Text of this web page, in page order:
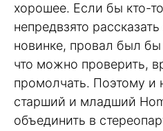
хорошее. Если бы кто-
непредвзято
новинке, провал был
что можно проверить,
промолчать. Поэтому и
старший и младший
объединить в